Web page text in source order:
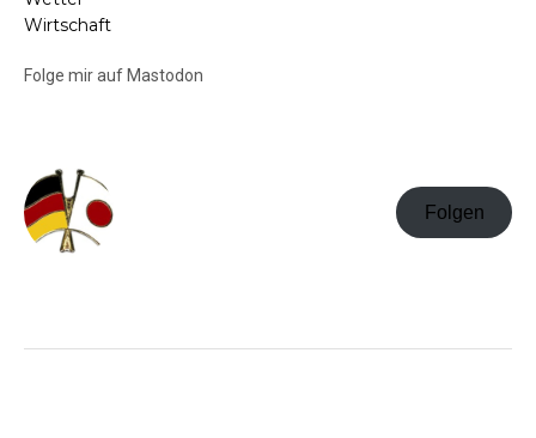
Wirtschaft
Folge mir auf Mastodon
Folgen